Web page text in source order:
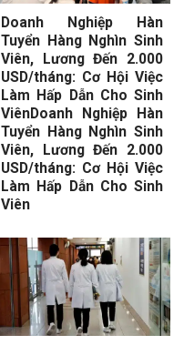
Doanh Nghiệp Hàn
Tuyển Hàng Nghìn Sinh
Viên, Lương Đến 2.000
USD/tháng: Cơ Hội Việc
Làm Hấp Dẫn Cho Sinh
ViênDoanh Nghiệp Hàn
Tuyển Hàng Nghìn Sinh
Viên, Lương Đến 2.000
USD/tháng: Cơ Hội Việc
Làm Hấp Dẫn Cho Sinh
Viên